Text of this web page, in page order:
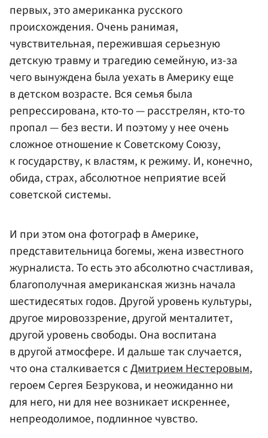
первых, это американка русского
происхождения. Очень ранимая,
чувствительная, пережившая серьезную
детскую травму и трагедию семейную, из-за
чего вынуждена была уехать в Америку еще
в детском возрасте. Вся семья была
репрессирована, кто-то — расстрелян, кто-то
пропал — без вести. И поэтому у нее очень
сложное отношение к Советскому Союзу,
к государству, к властям, к режиму. И, конечно,
обида, страх, абсолютное неприятие всей
советской системы.
И при этом она фотограф в Америке,
представительница богемы, жена известного
журналиста. То есть это абсолютно счастливая,
благополучная американская жизнь начала
шестидесятых годов. Другой уровень культуры,
другое мировоззрение, другой менталитет,
другой уровень свободы. Она воспитана
в другой атмосфере. И дальше так случается,
что она сталкивается сДмитрием Нестеровым,
героем Сергея Безрукова, и неожиданно ни
для него, ни для нее возникает искреннее,
непреодолимое, подлинное чувство.